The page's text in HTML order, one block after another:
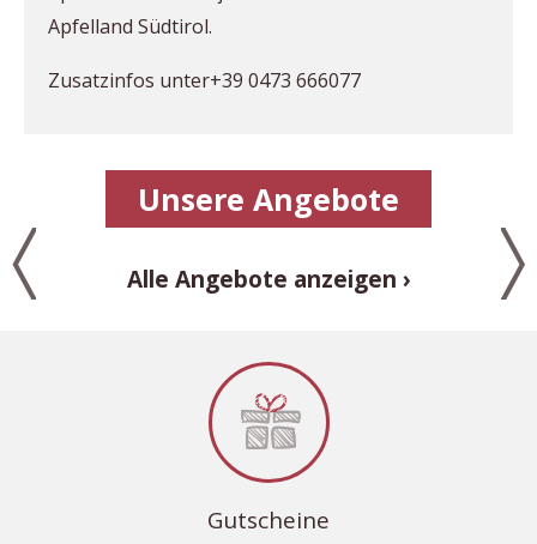
Apfelland Südtirol.
Zusatzinfos unter+39 0473 666077
Unsere Angebote
Alle Angebote anzeigen
Gutscheine